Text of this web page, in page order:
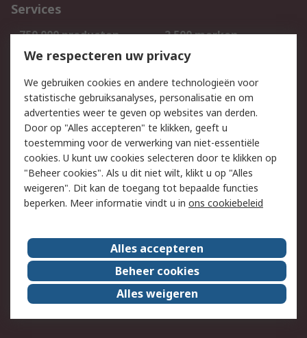
Services
750.000 producten
2.500 merken
Bestellen
Inkoopoplossingen
Track & Trace
Wettelijk
Cookiebeleid
Email veiligheid
Privacybeleid
Websitevoorwaarden
Algemene
verkoopvoorwaarden
Over RS
RS Group
Over ons
RS wereldwijd
Werken bij RS
ESG
We respecteren uw privacy
We gebruiken cookies en andere technologieën voor
statistische gebruiksanalyses, personalisatie en om
advertenties weer te geven op websites van derden.
Door op "Alles accepteren" te klikken, geeft u
toestemming voor de verwerking van niet-essentiële
cookies. U kunt uw cookies selecteren door te klikken op
"Beheer cookies". Als u dit niet wilt, klikt u op "Alles
weigeren". Dit kan de toegang tot bepaalde functies
beperken. Meer informatie vindt u in ons cookiebeleid
Alles accepteren
Beheer cookies
Alles weigeren